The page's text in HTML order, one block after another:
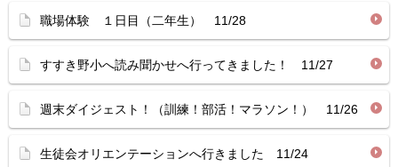
職場体験 １日目（二年生） 11/28
すすき野小へ読み聞かせへ行ってきました！ 11/27
週末ダイジェスト！（訓練！部活！マラソン！） 11/26
生徒会オリエンテーションへ行きました 11/24